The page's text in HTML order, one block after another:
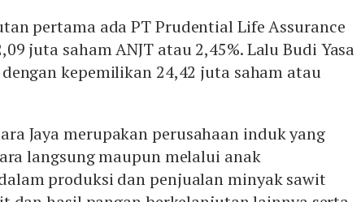
pertama ada PT Prudential Life Assurance
juta saham ANJT atau 2,45%. Lalu Budi Yasa
kepemilikan 24,42 juta saham atau
Jaya merupakan perusahaan induk yang
langsung maupun melalui anak
produksi dan penjualan minyak sawit